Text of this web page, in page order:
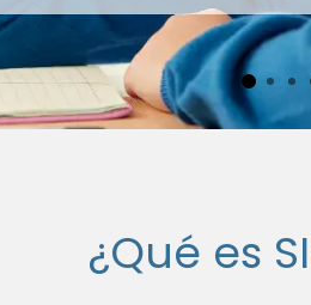
¿Qué es